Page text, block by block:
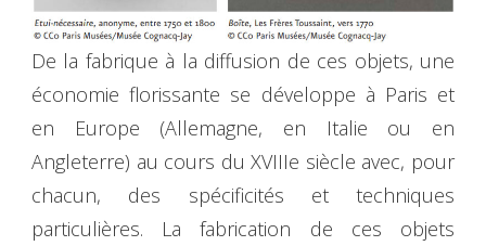
De la fabrique à la diffusion de ces objets, une
économie florissante se développe à Paris et
en Europe (Allemagne, en Italie ou en
Angleterre) au cours du XVIIIe siècle avec, pour
chacun, des spécificités et techniques
particulières. La fabrication de ces objets